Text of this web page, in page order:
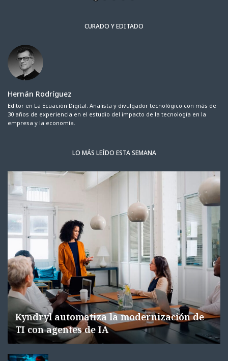
CURADO Y EDITADO
Hernán Rodríguez
Editor en La Ecuación Digital. Analista y divulgador tecnológico con más de
30 años de experiencia en el estudio del impacto de la tecnología en la
empresa y la economía.
LO MÁS LEÍDO ESTA SEMANA
Kyndryl automatiza la modernización de
TI con agentes de IA